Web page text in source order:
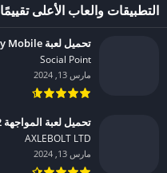
التطبيقات والعاب الأعلى تقييمًا
تحميل لعبة Dragon City Mobile مهكرة للاندرويد 2024
Social Point‏
مارس 13, 2024
تحميل لعبة المواجهة 2 مهكرة للاندرويد 2024
AXLEBOLT LTD‏
مارس 13, 2024